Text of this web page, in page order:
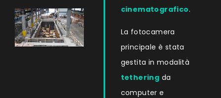
cinematografico.
La fotocamera
principale è stata
gestita in modalità
tethering da
computer e